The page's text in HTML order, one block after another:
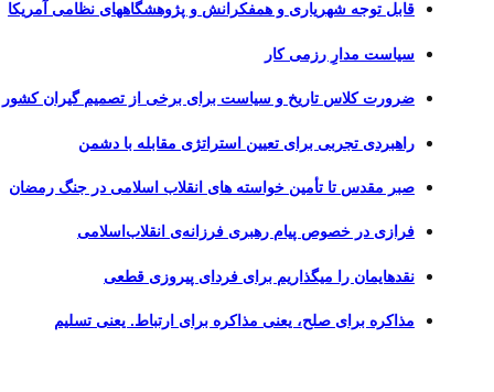
قابل توجه شهریاری و همفکرانش و پژوهشگاههای نظامی آمریکا
سیاست مدارِ رزمی کار
ضرورت کلاس تاریخ و سیاست برای برخی از تصمیم گیران کشور
راهبردی تجربی برای تعیین استراتژی مقابله با دشمن
صبر مقدس تا تأمین خواسته های انقلاب اسلامی در جنگ رمضان
فرازی در خصوص پیام رهبری فرزانه‌ی انقلاب‌اسلامی
نقدهایمان را میگذاریم برای فردای پیروزی قطعی
مذاکره برای صلح، یعنی مذاکره برای ارتباط. یعنی تسلیم